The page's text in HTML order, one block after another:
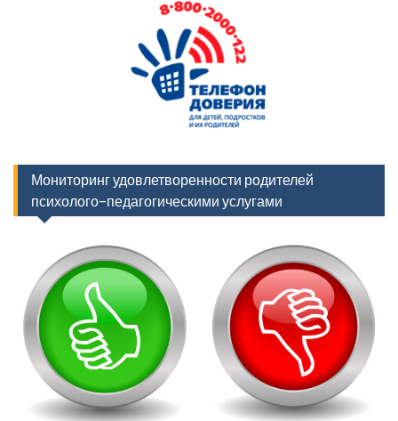
Мониторинг удовлетворенности родителей
психолого-педагогическими услугами